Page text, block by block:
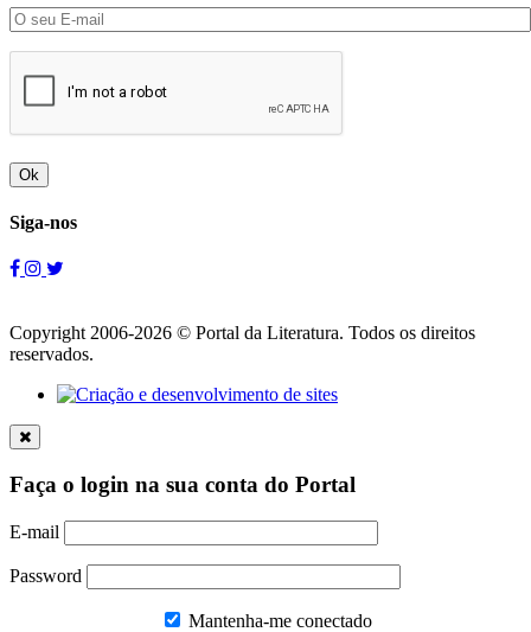
Ok
Siga-nos
Copyright 2006-2026 © Portal da Literatura. Todos os direitos
reservados.
Faça o login na sua conta do Portal
E-mail
Password
Mantenha-me conectado